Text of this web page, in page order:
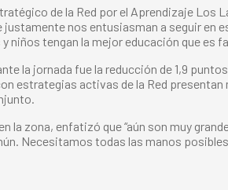
de la Red por el Aprendizaje
nos entusiasman a seguir en
niños tengan la mejor educación que es
la jornada fue la reducción de 1,9
estrategias activas de la Red
la zona, enfatizó que “aún son muy
Necesitamos todas las manos posibles